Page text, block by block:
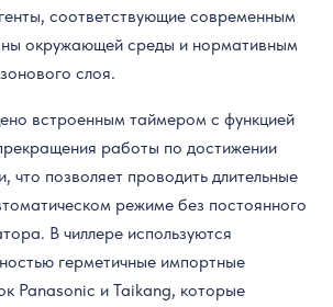
соответствующие современным
окружающей среды и нормативным
слоя.
встроенным таймером с функцией
работы по достижении
что позволяет проводить длительные
режиме без постоянного
В чиллере используются
герметичные импортные
Panasonic и Taikang, которые